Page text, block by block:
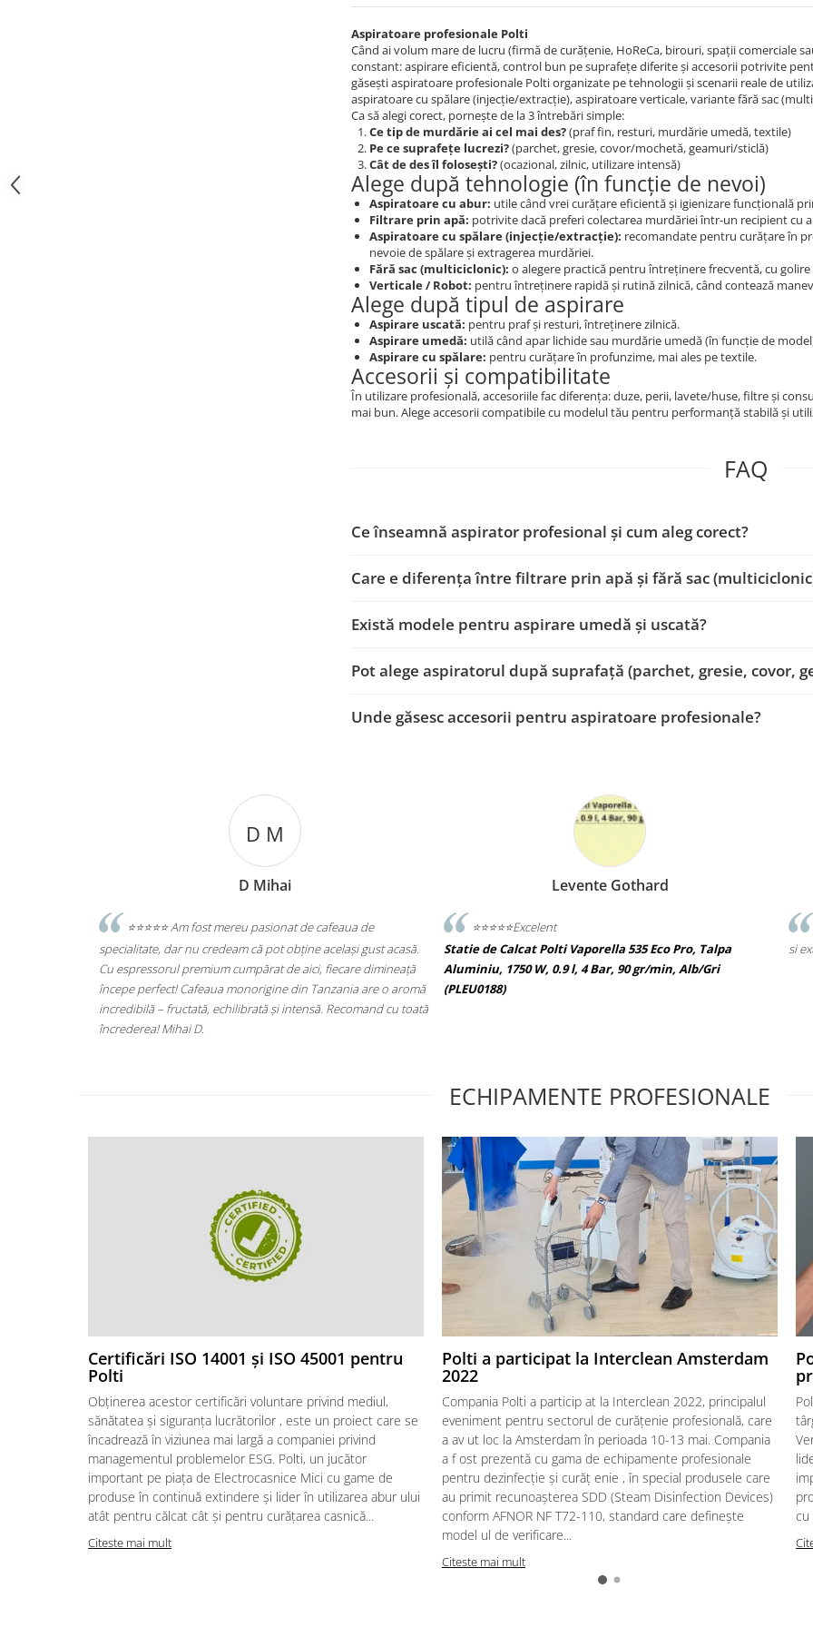
Aspiratoare profesionale Polti
Când ai volum mare de lucru (firmă de curățenie, HoReCa, birouri, spații comerciale
constant: aspirare eficientă, control bun pe suprafețe diferite și accesorii potrivite
găsești aspiratoare profesionale Polti organizate pe tehnologii și scenarii reale de
aspiratoare cu spălare (injecție/extracție), aspiratoare verticale, variante fără sac
Ca să alegi corect, pornește de la 3 întrebări simple:
Ce tip de murdărie ai cel mai des?(praf fin, resturi, murdărie umedă, textile)
Pe ce suprafețe lucrezi?(parchet, gresie, covor/mochetă, geamuri/sticlă)
Cât de des îl folosești?(ocazional, zilnic, utilizare intensă)
Alege după tehnologie (în funcție de nevoi)
Aspiratoare cu abur: utile când vrei curățare eficientă și igienizare funcțională
Filtrare prin apă: potrivite dacă preferi colectarea murdăriei într-un recipient cu
Aspiratoare cu spălare (injecție/extracție): recomandate pentru curățare în
nevoie de spălare și extragerea murdăriei.
Fără sac (multiciclonic): o alegere practică pentru întreținere frecventă, cu
Verticale / Robot: pentru întreținere rapidă și rutină zilnică, când contează
Alege după tipul de aspirare
Aspirare uscată: pentru praf și resturi, întreținere zilnică.
Aspirare umedă: utilă când apar lichide sau murdărie umedă (în funcție de
Aspirare cu spălare: pentru curățare în profunzime, mai ales pe textile.
Accesorii și compatibilitate
În utilizare profesională, accesoriile fac diferența: duze, perii, lavete/huse, filtre și
mai bun. Alege accesorii compatibile cu modelul tău pentru performanță stabilă și
FAQ
Ce înseamnă aspirator profesional și cum aleg corect?
Care e diferența între filtrare prin apă și fără sac
Există modele pentru aspirare umedă și uscată?
Pot alege aspiratorul după suprafață (parchet, gresie, covor,
Unde găsesc accesorii pentru aspiratoare profesionale?
are o aromă
cu toată
Levente Gothard
⭐️⭐️⭐️⭐️⭐️Excelent
Statie de Calcat Polti Vaporella 535 Eco Pro, Talpa
Aluminiu, 1750 W, 0.9 l, 4 Bar, 90 gr/min, Alb/Gri
(PLEU0188)
P A
Pavelescu Alexandra
Recomand reprezentanta Polti Romania pentru serviciile
si extragarantia oferita la produsele achizitionate.
ECHIPAMENTE PROFESIONALE
Certificări ISO 14001 și ISO 45001 pentru
Polti
Obținerea acestor certificări voluntare privind mediul,
sănătatea și siguranța lucrătorilor , este un proiect care se
încadrează în viziunea mai largă a companiei privind
managementul problemelor ESG. Polti, un jucător
important pe piața de Electrocasnice Mici cu game de
produse în continuă extindere și lider în utilizarea abur ului
atât pentru călcat cât și pentru curățarea casnică...
Citeste mai mult
Polti a participat la Interclean Amsterdam
2022
Compania Polti a particip at la Interclean 2022, principalul
eveniment pentru sectorul de curățenie profesională, care
a av ut loc la Amsterdam în perioada 10-13 mai. Compania
a f ost prezentă cu gama de echipamente profesionale
pentru dezinfecție și curăț enie , în special produsele care
au primit recunoașterea SDD (Steam Disinfection Devices)
conform AFNOR NF T72-110, standard care definește
model ul de verificare...
Citeste mai mult
cu